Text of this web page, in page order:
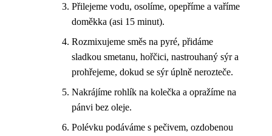
Přilejeme vodu, osolíme, opepříme a vaříme
doměkka (asi 15 minut).
Rozmixujeme směs na pyré, přidáme
sladkou smetanu, hořčici, nastrouhaný sýr a
prohřejeme, dokud se sýr úplně nerozteče.
Nakrájíme rohlík na kolečka a opražíme na
pánvi bez oleje.
Polévku podáváme s pečivem, ozdobenou